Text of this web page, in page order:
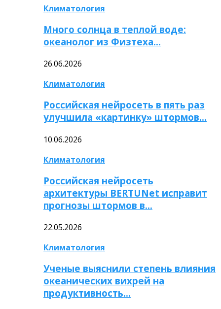
Климатология
Много солнца в теплой воде:
океанолог из Физтеха…
26.06.2026
Климатология
Российская нейросеть в пять раз
улучшила «картинку» штормов…
10.06.2026
Климатология
Российская нейросеть
архитектуры BERTUNet исправит
прогнозы штормов в…
22.05.2026
Климатология
Ученые выяснили степень влияния
океанических вихрей на
продуктивность…